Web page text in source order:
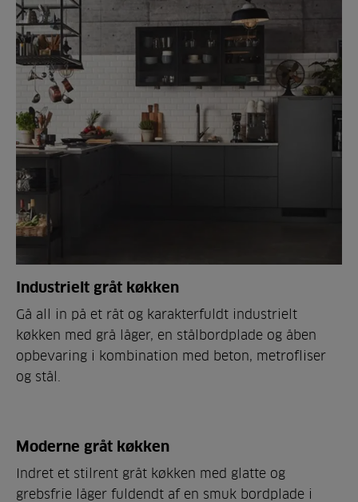
Industrielt gråt køkken
Gå all in på et råt og karakterfuldt industrielt
køkken med grå låger, en stålbordplade og åben
opbevaring i kombination med beton, metrofliser
og stål.
Moderne gråt køkken
Indret et stilrent gråt køkken med glatte og
grebsfrie låger fuldendt af en smuk bordplade i